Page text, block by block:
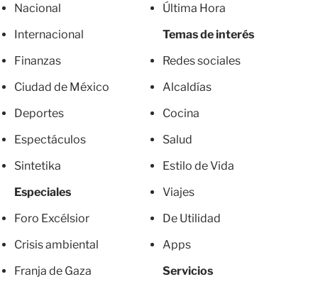
Nacional
Internacional
Finanzas
Ciudad de México
Deportes
Espectáculos
Sintetika
Especiales
Foro Excélsior
Crisis ambiental
Franja de Gaza
Última Hora
Temas de interés
Redes sociales
Alcaldías
Cocina
Salud
Estilo de Vida
Viajes
De Utilidad
Apps
Servicios